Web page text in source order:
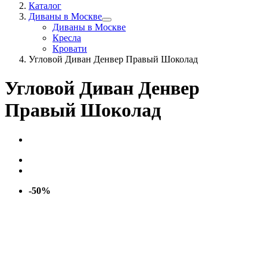
Каталог
Диваны в Москве
Диваны в Москве
Кресла
Кровати
Угловой Диван Денвер Правый Шоколад
Угловой Диван Денвер
Правый Шоколад
-50%